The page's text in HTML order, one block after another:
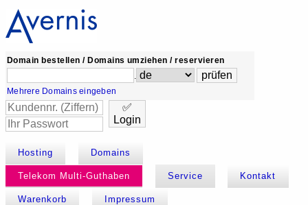
Domain bestellen / Domains umziehen / reservieren
.
Mehrere Domains eingeben
✅
Login
Hosting Domains
Telekom Multi-Guthaben Service Kontakt
Warenkorb Impressum